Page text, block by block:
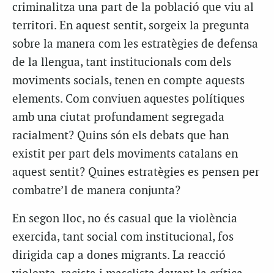
criminalitza una part de la població que viu al
territori. En aquest sentit, sorgeix la pregunta
sobre la manera com les estratègies de defensa
de la llengua, tant institucionals com dels
moviments socials, tenen en compte aquests
elements. Com conviuen aquestes polítiques
amb una ciutat profundament segregada
racialment? Quins són els debats que han
existit per part dels moviments catalans en
aquest sentit? Quines estratègies es pensen per
combatre’l de manera conjunta?
En segon lloc, no és casual que la violència
exercida, tant social com institucional, fos
dirigida cap a dones migrants. La reacció